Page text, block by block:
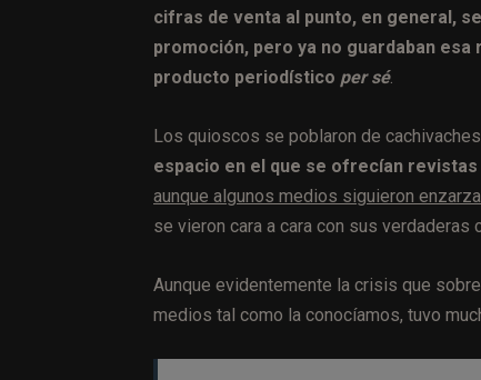
cifras de venta al punto, en general,
promoción, pero ya no guardaban
producto periodístico per sé.
Los quioscos se poblaron de
espacio en el que se ofrecían
aunque algunos medios siguieron
se vieron cara a cara con sus verdaderas
Aunque evidentemente la crisis que
medios tal como la conocíamos, tuvo